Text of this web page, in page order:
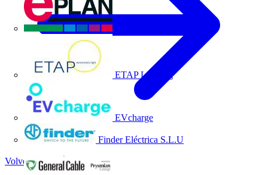
ETAP Lighting
EVcharge
Finder Eléctrica S.L.U
Volver a Noticias